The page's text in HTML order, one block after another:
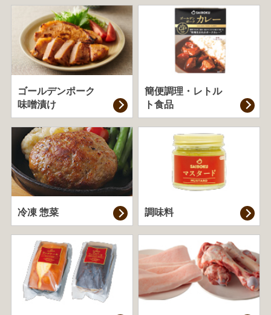
ゴールデンポーク
味噌漬け
簡便調理・ レトル
ト食品
冷凍 惣菜 調味料